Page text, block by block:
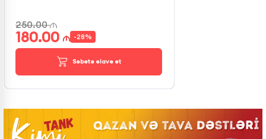
250.00
180.00 -28%
Səbətə əlavə et